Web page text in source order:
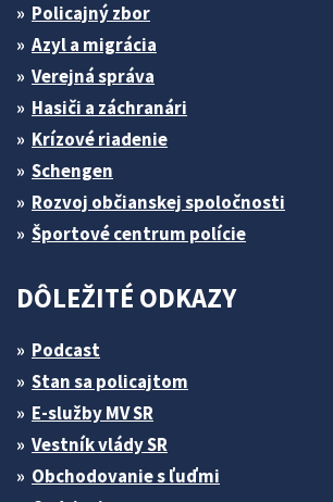
Policajný zbor
Azyl a migrácia
Verejná správa
Hasiči a záchranári
Krízové riadenie
Schengen
Rozvoj občianskej spoločnosti
Športové centrum polície
DÔLEŽITÉ ODKAZY
Podcast
Stan sa policajtom
E-služby MV SR
Vestník vlády SR
Obchodovanie s ľuďmi